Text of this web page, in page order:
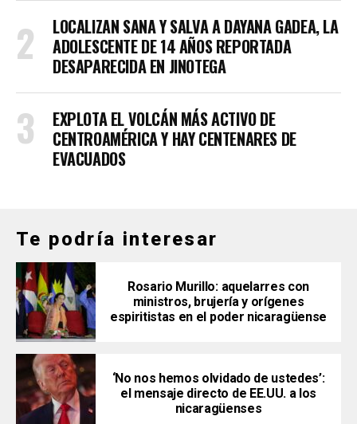
LOCALIZAN SANA Y SALVA A DAYANA GADEA, LA
ADOLESCENTE DE 14 AÑOS REPORTADA
DESAPARECIDA EN JINOTEGA
EXPLOTA EL VOLCÁN MÁS ACTIVO DE
CENTROAMÉRICA Y HAY CENTENARES DE
EVACUADOS
Te podría interesar
Rosario Murillo: aquelarres con
ministros, brujería y orígenes
espiritistas en el poder nicaragüense
‘No nos hemos olvidado de ustedes’:
el mensaje directo de EE.UU. a los
nicaragüenses